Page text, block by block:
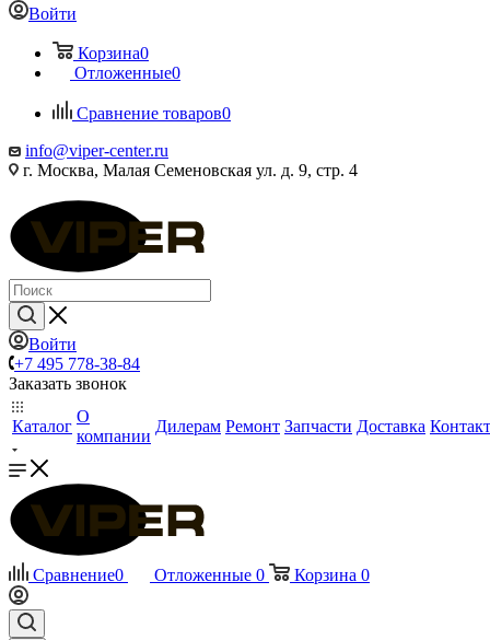
Войти
Корзина0
Отложенные0
Сравнение товаров0
info@viper-center.ru
г. Москва, Малая Семеновская ул. д. 9, стр. 4
Войти
+7 495 778-38-84
Заказать звонок
Каталог
О
компании
Дилерам Ремонт Запчасти Доставка
Сравнение0 Отложенные 0 Корзина 0